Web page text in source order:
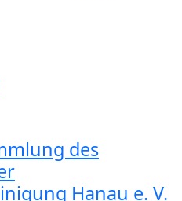
des
Hanau e. V.